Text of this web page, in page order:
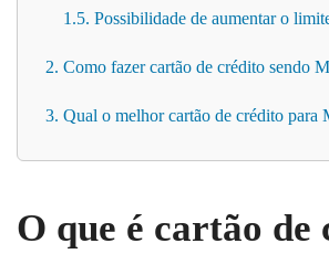
1.5. Possibilidade de aumentar o
2. Como fazer cartão de crédito sendo
3. Qual o melhor cartão de crédito para
O que é cartão de